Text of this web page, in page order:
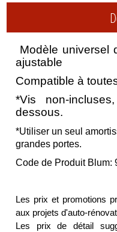
Modèle universel
ajustable
Compatible à
*Vis non-
dessous.
*Utiliser un seul
grandes portes.
Code de Produit Blum:
Les prix et promotions
aux projets d'auto-
Les prix de détail